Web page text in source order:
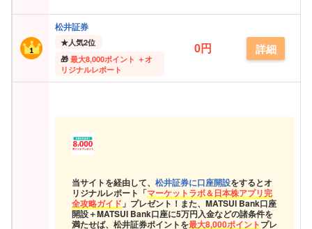
松井証券
★人気2位
最大8,000ポイント ＋オ
リジナルレポート
0円 詳細
当サイトを経由して、 松井証券に口座開設をするとオ
リジナルレポート「マーケットラボ＆日本株アプリ完
全攻略ガイド 」プレゼント！また、MATSUI Bank口座
開設＋MATSUI Bank口座に5万円入金などの諸条件を
満たせば、松井証券ポイントを最大8,000ポイントプレ